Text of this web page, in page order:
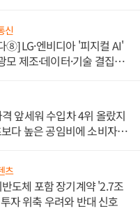
신
⑧] LG·엔비디아 '피지컬 AI'
모 제조·데이터·기술 결집
앞세워 수입차 4위 올랐지
다 높은 공임비에 소비자
츠
도체 포함 장기계약 '2.7조
자 위축 우려와 반대 신호